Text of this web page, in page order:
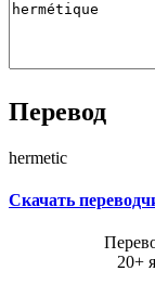
Перевод
hermetic
Скачать
20+